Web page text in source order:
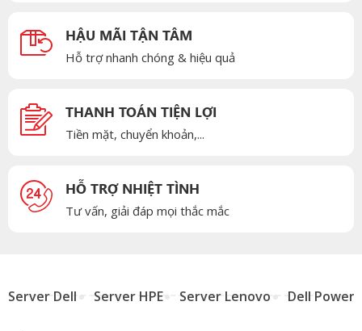
HẬU MÃI TẬN TÂM
Hỗ trợ nhanh chóng & hiệu quả
THANH TOÁN TIỆN LỢI
Tiền mặt, chuyển khoản,...
HỖ TRỢ NHIỆT TÌNH
Tư vấn, giải đáp mọi thắc mắc
Server Dell Server HPE Server Lenovo Dell